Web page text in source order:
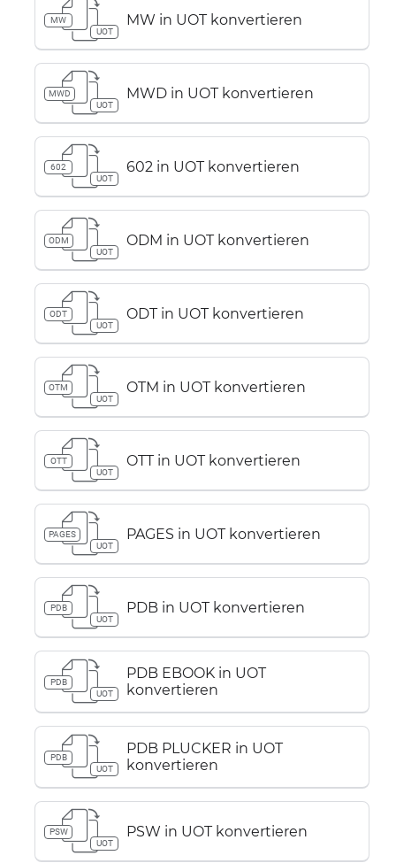
MW
UOT
MW in UOT konvertieren
MWD
UOT
MWD in UOT konvertieren
602
UOT
602 in UOT konvertieren
ODM
UOT
ODM in UOT konvertieren
ODT
UOT
ODT in UOT konvertieren
OTM
UOT
OTM in UOT konvertieren
OTT
UOT
OTT in UOT konvertieren
PAGES
UOT
PAGES in UOT konvertieren
PDB
UOT
PDB in UOT konvertieren
PDB
UOT
PDB EBOOK in UOT
konvertieren
PDB
UOT
PDB PLUCKER in UOT
konvertieren
PSW
UOT
PSW in UOT konvertieren